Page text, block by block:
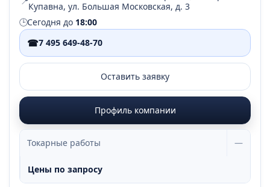
Купавна, ул. Большая Московская, д. 3
🕒Сегодня до 18:00
☎7 495 649-48-70
Оставить заявку
Профиль компании
Токарные работы —
Цены по запросу